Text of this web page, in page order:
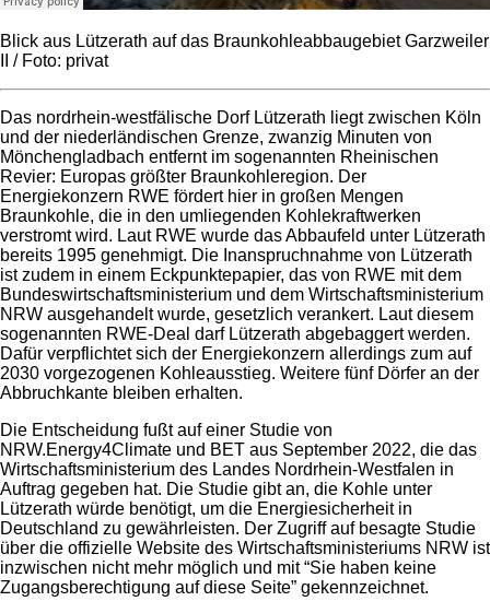
Blick aus Lützerath auf das Braunkohleabbaugebiet Garzweiler
II / Foto: privat
Das nordrhein-westfälische Dorf Lützerath liegt zwischen Köln
und der niederländischen Grenze, zwanzig Minuten von
Mönchengladbach entfernt im sogenannten Rheinischen
Revier: Europas größter Braunkohleregion. Der
Energiekonzern RWE fördert hier in großen Mengen
Braunkohle, die in den umliegenden Kohlekraftwerken
verstromt wird. Laut RWE wurde das Abbaufeld unter Lützerath
bereits 1995 genehmigt. Die Inanspruchnahme von Lützerath
ist zudem in einem Eckpunktepapier, das von RWE mit dem
Bundeswirtschaftsministerium und dem Wirtschaftsministerium
NRW ausgehandelt wurde, gesetzlich verankert. Laut diesem
sogenannten RWE-Deal darf Lützerath abgebaggert werden.
Dafür verpflichtet sich der Energiekonzern allerdings zum auf
2030 vorgezogenen Kohleausstieg. Weitere fünf Dörfer an der
Abbruchkante bleiben erhalten.
Die Entscheidung fußt auf einer Studie von
NRW.Energy4Climate und BET aus September 2022, die das
Wirtschaftsministerium des Landes Nordrhein-Westfalen in
Auftrag gegeben hat. Die Studie gibt an, die Kohle unter
Lützerath würde benötigt, um die Energiesicherheit in
Deutschland zu gewährleisten. Der Zugriff auf besagte Studie
über die offizielle Website des Wirtschaftsministeriums NRW ist
inzwischen nicht mehr möglich und mit “Sie haben keine
Zugangsberechtigung auf diese Seite” gekennzeichnet.